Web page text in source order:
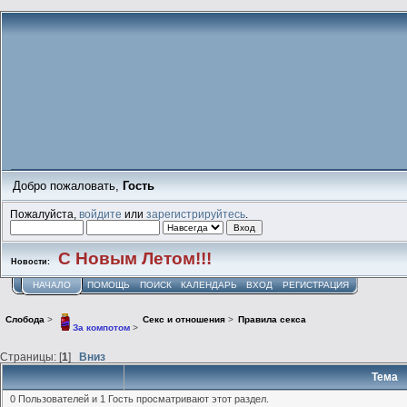
Добро пожаловать, Гость
Пожалуйста,войдите илизарегистрируйтесь
Новости: С Новым Летом!!!
НАЧАЛО ПОМОЩЬ ПОИСК КАЛЕНДАРЬ ВХОД РЕГИСТРАЦИЯ
Слобода >
За компотом>
Секс и отношения> Правила секса
Страницы: [1] Вниз
Тема
0 Пользователей и 1 Гость просматривают этот раздел.